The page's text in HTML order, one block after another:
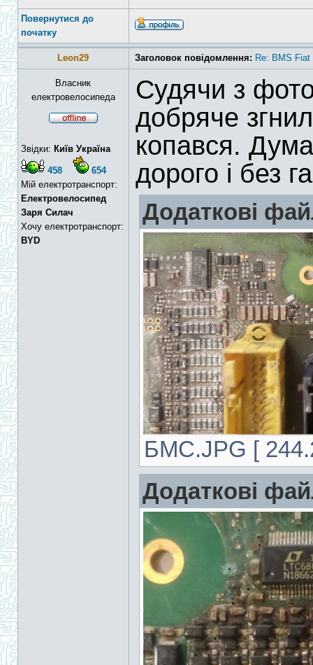
Повернутися до
початку
Leon29 Заголовок повідомлення: Re: BMS Fiat
Власник
електровелосипеда
Звідки: Київ Україна
458
654
Мій електротранспорт:
Електровелосипед
Заря Силач
Хочу електротранспорт:
BYD
Судячи з
добряче
копався.
дорого і без
Додаткові
БМС.JPG [
Додаткові